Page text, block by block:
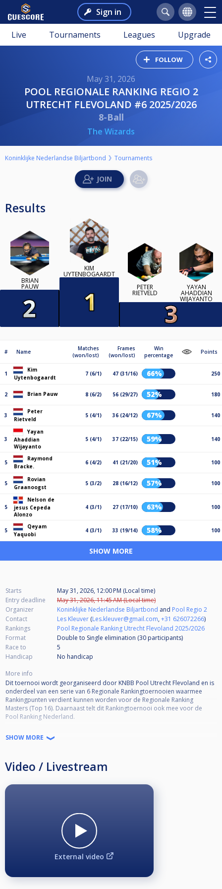
Sign in
Live Tournaments Leagues Upgrade
FOLLOW
May 31, 2026
POOL REGIONALE RANKING REGIO 2
UTRECHT FLEVOLAND #6 2025/2026
8-Ball
The Wizards
Koninklijke Nederlandse Biljartbond Tournaments
Results
BRIAN
PAUW
KIM
UYTENBOGAARDT
PETER
RIETVELD
YAYAN
AHADDIAN
WIJAYANTO
# Name
Matches
(won/lost)
Frames
(won/lost)
Win
percentage
Points
1
Kim
Uytenbogaardt
7 (6/1) 47 (31/16) 66% 250
2 Brian Pauw 8 (6/2) 56 (29/27) 52% 180
3
Peter
Rietveld
5 (4/1) 36 (24/12) 67% 140
3
Yayan
Ahaddian
Wijayanto
5 (4/1) 37 (22/15) 59% 140
5
Raymond
Bracke.
6 (4/2) 41 (21/20) 51% 100
5
Rovian
Graanoogst
5 (3/2) 28 (16/12) 57% 100
5
Nelson de
jesus Cepeda
Alonzo
4 (3/1) 27 (17/10) 63% 100
5
Qeyam
Yaquobi
4 (3/1) 33 (19/14) 58% 100
SHOW MORE
Starts
May 31, 2026, 12:00 PM (Local time)
Entry deadline
May 31, 2026, 11:45 AM (Local time)
Organizer
Koninklijke Nederlandse Biljartbond and Pool Regio 2
Contact
Les Kleuver (Les.kleuver@gmail.com,+31 626072266)
Rankings
Pool Regionale Ranking Utrecht Flevoland 2025/2026
Format
Double to Single elimination (30 participants)
Race to
5
Handicap
No handicap
More info
Dit toernooi wordt georganiseerd door KNBB Pool Utrecht Flevoland en is
onderdeel van een serie van 6 Regionale Rankingtoernooien waarmee
Rankingpunten verdient kunnen worden voor de Regionale Ranking
Masters (Top 16). Daarnaast telt dit Rankingtoernooi ook mee voor de
Pool Ranking Nederland.
Toernooi informatie:
•Open voor alle niveaus
•Kwalificatie Masters (Top 16) 50% deelname = minimaal 3 deelnames
racelengtes en SKO-fase variëren (De wedstrijdleiding is bepalend hierin).
Voorbeeld Seeding SKO schema ‘Laatste 16’:
winnaar WQ1 vs winnaar LQ5
winnaar WQ2 vs winnaar LQ6
winnaar WQ4 vs winnaar LQ8
SHOW MORE
Video / Livestream
External video